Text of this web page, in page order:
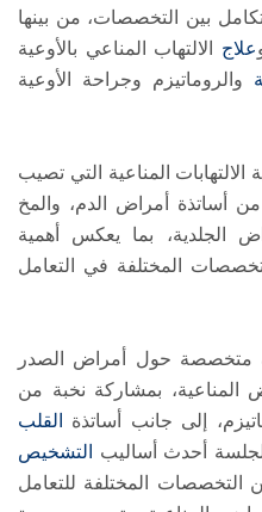
بين التخصصات، من بينها
علاج الالتهاب المناعي بالأوعية
والروماتيزم وجراحة الأوعية
المناعية التي تصيب
أساتذة أمراض الدم، والمخ
الجلدية، بما يعكس أهمية
المختلفة في التعامل
متخصصة حول أمراض الصدر
المناعية، بمشاركة نخبة من
إلى جانب أساتذة
القلب
أحدث أساليب التشخيص
التخصصات المختلفة للتعامل